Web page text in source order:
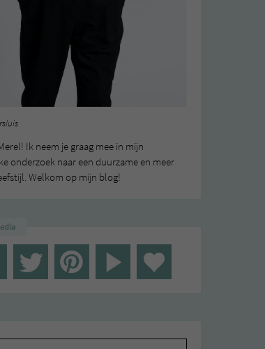
Ik neem je graag mee in mijn
onderzoek naar een duurzame en meer
Welkom op mijn blog!